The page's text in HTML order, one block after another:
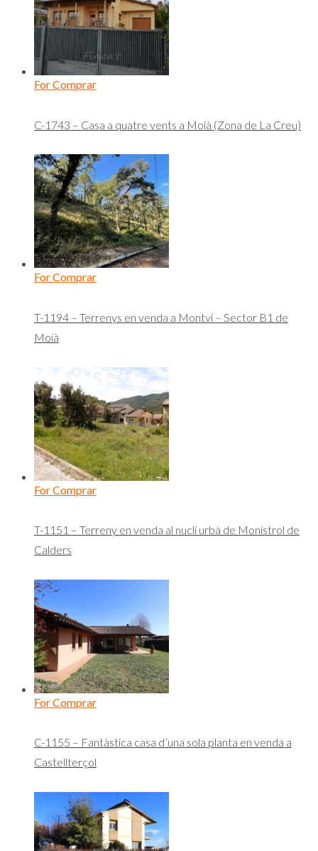
For Comprar
C-1743 – Casa a quatre vents a Moià (Zona de La Creu)
For Comprar
T-1194 – Terrenys en venda a Montví – Sector B1 de
Moià
For Comprar
T-1151 – Terreny en venda al nucli urbà de Monistrol de
Calders
For Comprar
C-1155 – Fantàstica casa d’una sola planta en venda a
Castellterçol